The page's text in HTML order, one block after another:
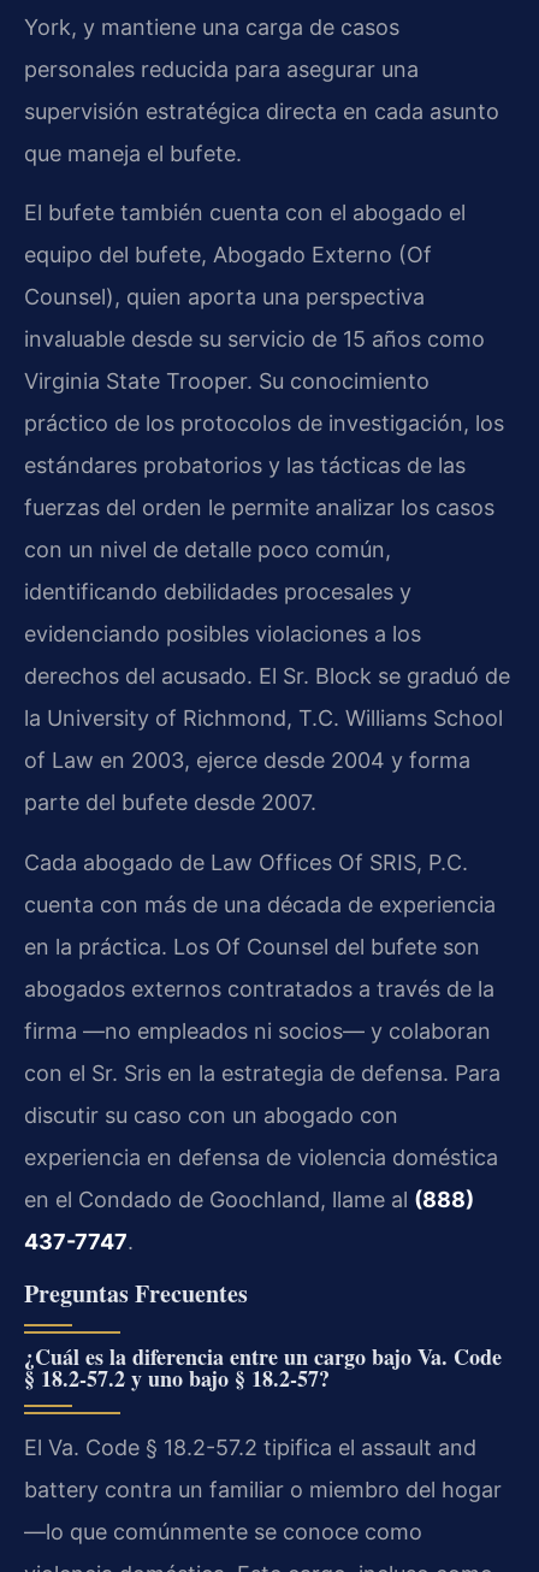
York, y mantiene una carga de casos
personales reducida para asegurar una
supervisión estratégica directa en cada asunto
que maneja el bufete.
El bufete también cuenta con el abogado el
equipo del bufete, Abogado Externo (Of
Counsel), quien aporta una perspectiva
invaluable desde su servicio de 15 años como
Virginia State Trooper. Su conocimiento
práctico de los protocolos de investigación, los
estándares probatorios y las tácticas de las
fuerzas del orden le permite analizar los casos
con un nivel de detalle poco común,
identificando debilidades procesales y
evidenciando posibles violaciones a los
derechos del acusado. El Sr. Block se graduó de
la University of Richmond, T.C. Williams School
of Law en 2003, ejerce desde 2004 y forma
parte del bufete desde 2007.
Cada abogado de Law Offices Of SRIS, P.C.
cuenta con más de una década de experiencia
en la práctica. Los Of Counsel del bufete son
abogados externos contratados a través de la
firma —no empleados ni socios— y colaboran
con el Sr. Sris en la estrategia de defensa. Para
discutir su caso con un abogado con
experiencia en defensa de violencia doméstica
en el Condado de Goochland, llame al (888)
437-7747.
Preguntas Frecuentes
¿Cuál es la diferencia entre un cargo bajo Va. Code
§ 18.2-57.2 y uno bajo § 18.2-57?
El Va. Code § 18.2-57.2 tipifica el assault and
battery contra un familiar o miembro del hogar
—lo que comúnmente se conoce como